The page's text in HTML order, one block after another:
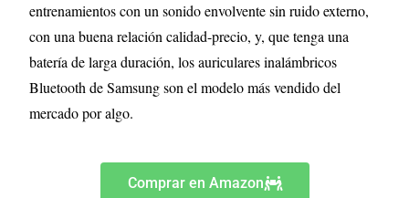
entrenamientos con un sonido envolvente sin ruido externo,
con una buena relación calidad-precio, y, que tenga una
batería de larga duración, los auriculares inalámbricos
Bluetooth de Samsung son el modelo más vendido del
mercado por algo.
Comprar en Amazon